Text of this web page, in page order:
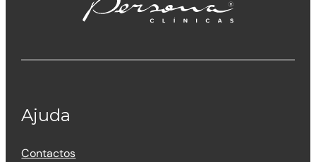
Ajuda
Contactos